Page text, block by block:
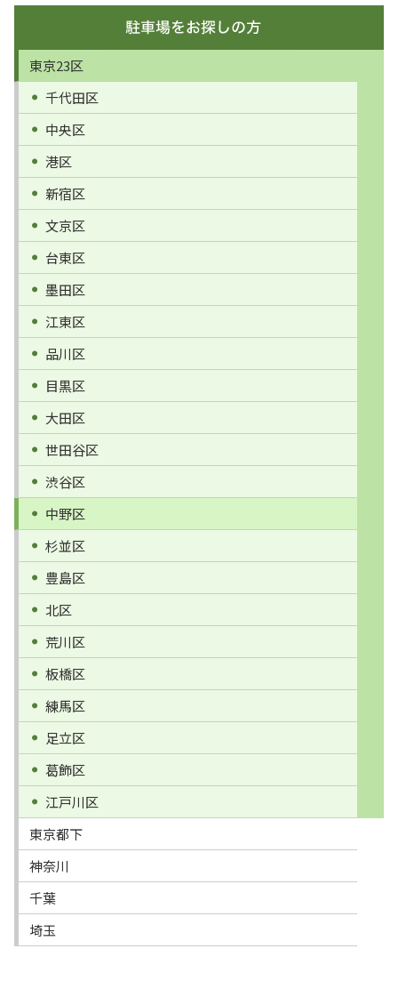
東京23区
千代田区
中央区
港区
新宿区
文京区
台東区
墨田区
江東区
品川区
目黒区
大田区
世田谷区
渋谷区
中野区
杉並区
豊島区
北区
荒川区
板橋区
練馬区
足立区
葛飾区
江戸川区
東京都下
神奈川
千葉
埼玉